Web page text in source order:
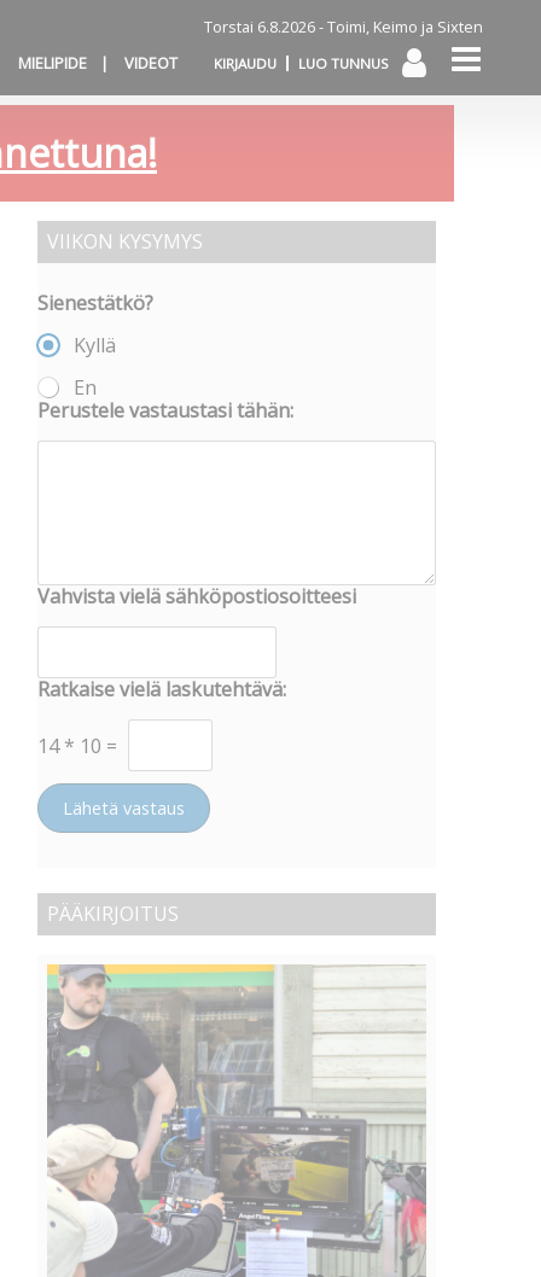
Torstai 6.8.2026 -Toimi, Keimo ja Sixten
MIELIPIDE
VIDEOT KIRJAUDU LUO TUNNUS
VIIKON KYSYMYS
Sienestätkö?
Kyllä
En
Perustele vastaustasi tähän:
Vahvista vielä sähköpostiosoitteesi
Ratkaise vielä laskutehtävä:
14 * 10 =
Lähetä vastaus
PÄÄKIRJOITUS